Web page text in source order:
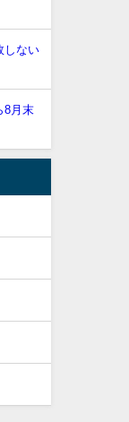
しない
8月末